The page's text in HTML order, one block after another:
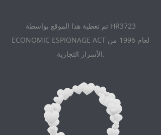
تم تغطية هذا الموقع بواسطة HR3723
ECONOMIC ESPIONAGE ACT لعام 1996 من
الأسرار التجارية.